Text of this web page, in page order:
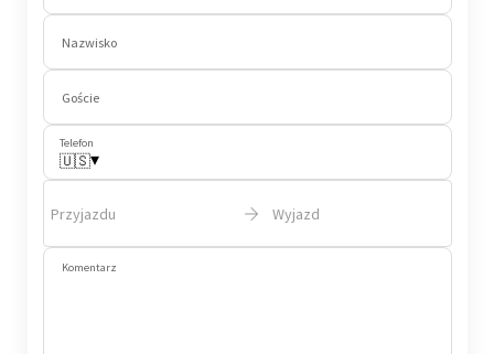
Nazwisko
Goście
Telefon
🇺🇸▾
Przyjazdu Wyjazd
Komentarz